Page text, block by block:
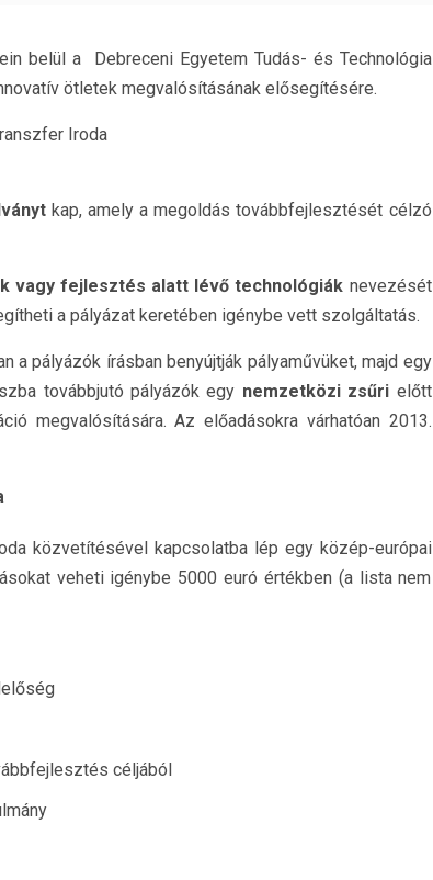
belül a Debreceni Egyetem Tudás- és Technológia
ötletek megvalósításának elősegítésére.
Iroda
kap, amely a megoldás továbbfejlesztését célzó
vagy fejlesztés alatt lévő technológiák nevezését
a pályázat keretében igénybe vett szolgáltatás.
a pályázók írásban benyújtják pályaművüket, majd egy
továbbjutó pályázók egy nemzetközi zsűri előtt
megvalósítására. Az előadásokra várhatóan 2013.
közvetítésével kapcsolatba lép egy közép-európai
veheti igénybe 5000 euró értékben (a lista nem
céljából